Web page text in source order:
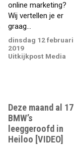
online marketing?
Wij vertellen je er
graag...
dinsdag 12 februari
2019
Uitkijkpost Media
Deze maand al 17
BMW’s
leeggeroofd in
Heiloo [VIDEO]